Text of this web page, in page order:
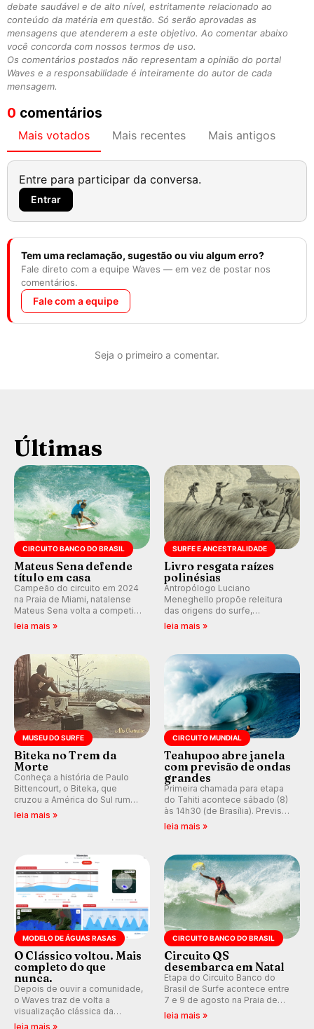
debate saudável e de alto nível, estritamente relacionado ao
conteúdo da matéria em questão. Só serão aprovadas as
mensagens que atenderem a este objetivo. Ao comentar abaixo
você concorda com nossos termos de uso.
Os comentários postados não representam a opinião do portal
Waves e a responsabilidade é inteiramente do autor de cada
mensagem.
0 comentários
Mais votados Mais recentes Mais antigos
Entre para participar da conversa.
Entrar
Tem uma reclamação, sugestão ou viu algum erro?
Fale direto com a equipe Waves — em vez de postar nos
comentários.
Fale com a equipe
Seja o primeiro a comentar.
Últimas
CIRCUITO BANCO DO BRASIL
Mateus Sena defende
título em casa
Campeão do circuito em 2024
na Praia de Miami, natalense
Mateus Sena volta a competir
em casa em busca de manter a
leia mais »
SURFE E ANCESTRALIDADE
Livro resgata raízes
polinésias
Antropólogo Luciano
Meneghello propõe releitura
das origens do surfe,
resgatando a cultura polinésia
prática em esporte e indústria.
leia mais »
MUSEU DO SURFE
Biteka no Trem da
Morte
Conheça a história de Paulo
Bittencourt, o Biteka, que
cruzou a América do Sul rumo
ao Pacífico em uma jornada
leia mais »
CIRCUITO MUNDIAL
Teahupoo abre janela
com previsão de ondas
grandes
Primeira chamada para etapa
do Tahiti acontece sábado (8)
às 14h30 (de Brasília). Previsão
indica swell consistente.
Kelly Slater convidado.
leia mais »
MODELO DE ÁGUAS RASAS
O Clássico voltou. Mais
completo do que
nunca.
Depois de ouvir a comunidade,
o Waves traz de volta a
visualização clássica da
previsão de águas rasas,
leia mais »
CIRCUITO BANCO DO BRASIL
Circuito QS
desembarca em Natal
Etapa do Circuito Banco do
Brasil de Surfe acontece entre
7 e 9 de agosto na Praia de
Miami (RN), em disputas
leia mais »